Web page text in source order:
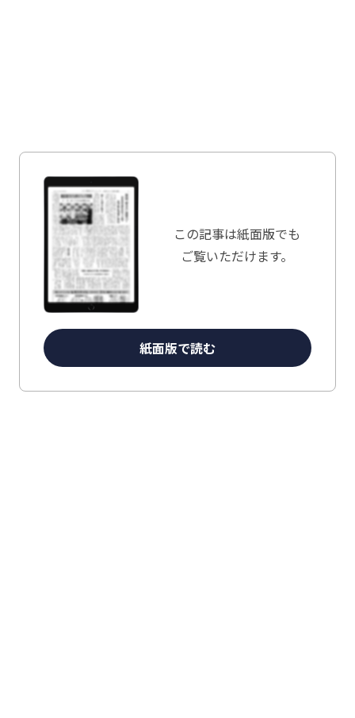
この記事は紙面版でも
ご覧いただけます。
紙面版で読む